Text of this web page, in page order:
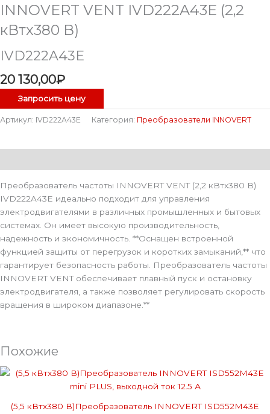
INNOVERT VENT IVD222A43E (2,2
кВтx380 В)
IVD222A43E
20 130,00₽
Запросить цену
Артикул: IVD222A43E Категория: Преобразователи INNOVERT
Преобразователь частоты INNOVERT VENT (2,2 кВтx380 В)
IVD222A43E идеально подходит для управления
электродвигателями в различных промышленных и бытовых
системах. Он имеет высокую производительность,
надежность и экономичность. **Оснащен встроенной
функцией защиты от перегрузок и коротких замыканий,** что
гарантирует безопасность работы. Преобразователь частоты
INNOVERT VENT обеспечивает плавный пуск и остановку
электродвигателя, а также позволяет регулировать скорость
вращения в широком диапазоне.**
Похожие
(5,5 кВтx380 В)Преобразователь INNOVERT ISD552M43E